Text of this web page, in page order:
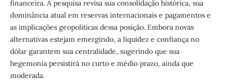
financeira. A pesquisa revisa sua consolidação histórica, sua
dominância atual em reservas internacionais e pagamentos e
as implicações geopolíticas dessa posição. Embora novas
alternativas estejam emergindo, a liquidez e confiança no
dólar garantem sua centralidade, sugerindo que sua
hegemonia persistirá no curto e médio prazo, ainda que
moderada.